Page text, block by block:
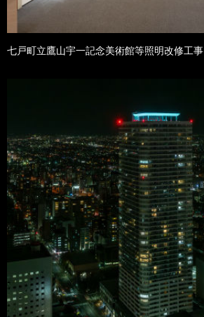
七戸町立鷹山宇一記念美術館等照明改修工事